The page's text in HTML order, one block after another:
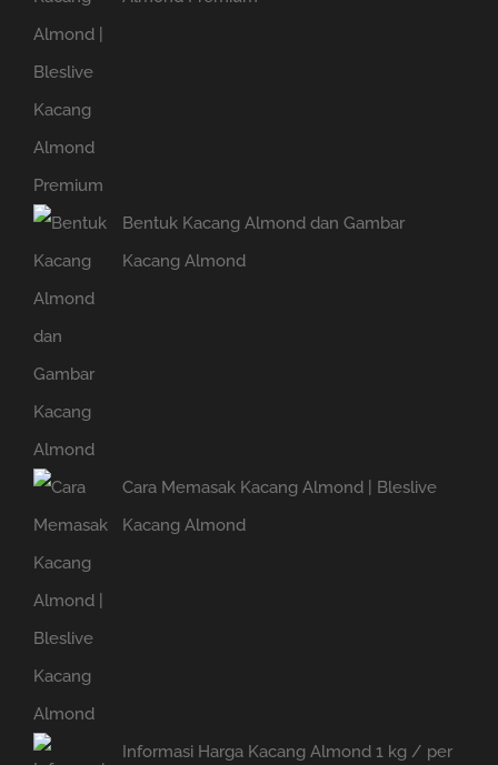
Bentuk Kacang Almond dan Gambar
Kacang Almond
Cara Memasak Kacang Almond | Bleslive
Kacang Almond
Informasi Harga Kacang Almond 1 kg / per